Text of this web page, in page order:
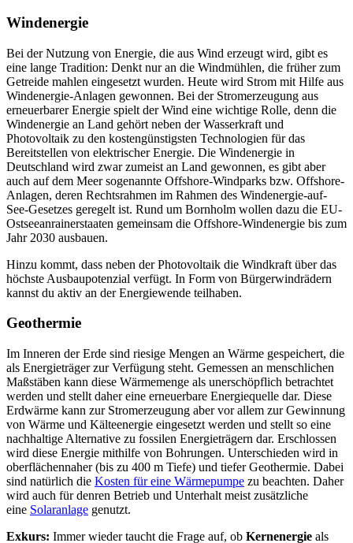
Windenergie
Bei der Nutzung von Energie, die aus Wind erzeugt wird, gibt es
eine lange Tradition: Denkt nur an die Windmühlen, die früher zum
Getreide mahlen eingesetzt wurden. Heute wird Strom mit Hilfe aus
Windenergie-Anlagen gewonnen. Bei der Stromerzeugung aus
erneuerbarer Energie spielt der Wind eine wichtige Rolle, denn die
Windenergie an Land gehört neben der Wasserkraft und
Photovoltaik zu den kostengünstigsten Technologien für das
Bereitstellen von elektrischer Energie. Die Windenergie in
Deutschland wird zwar zumeist an Land gewonnen, es gibt aber
auch auf dem Meer sogenannte Offshore-Windparks bzw. Offshore-
Anlagen, deren Rechtsrahmen im Rahmen des Windenergie-auf-
See-Gesetzes geregelt ist. Rund um Bornholm wollen dazu die EU-
Ostseeanrainerstaaten gemeinsam die Offshore-Windenergie bis zum
Jahr 2030 ausbauen.
Hinzu kommt, dass neben der Photovoltaik die Windkraft über das
höchste Ausbaupotenzial verfügt. In Form von Bürgerwindrädern
kannst du aktiv an der Energiewende teilhaben.
Geothermie
Im Inneren der Erde sind riesige Mengen an Wärme gespeichert, die
als Energieträger zur Verfügung steht. Gemessen an menschlichen
Maßstäben kann diese Wärmemenge als unerschöpflich betrachtet
werden und stellt daher eine erneuerbare Energiequelle dar. Diese
Erdwärme kann zur Stromerzeugung aber vor allem zur Gewinnung
von Wärme und Kälteenergie eingesetzt werden und stellt so eine
nachhaltige Alternative zu fossilen Energieträgern dar. Erschlossen
wird diese Energie mithilfe von Bohrungen. Unterschieden wird in
oberflächennaher (bis zu 400 m Tiefe) und tiefer Geothermie. Dabei
sind natürlich die Kosten für eine Wärmepumpe zu beachten. Daher
wird auch für denren Betrieb und Unterhalt meist zusätzliche
eine Solaranlage genutzt.
Exkurs: Immer wieder taucht die Frage auf, ob Kernenergie als